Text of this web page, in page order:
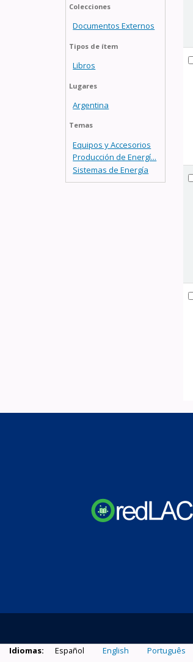
Colecciones
Documentos Externos
Tipos de ítem
Libros
Lugares
Argentina
Temas
Equipos y Accesorios
Producción de Energí...
Sistemas de Energía
Idiomas: Español English Português